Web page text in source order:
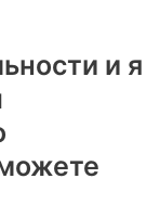
и я